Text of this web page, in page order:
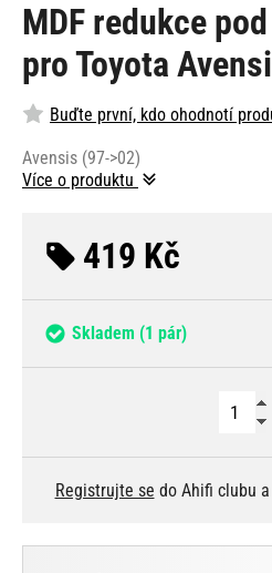
MDF redukce
pro Toyota
Buďte první, kdo ohodnotí
Avensis (97->02)
Více o produktu
419 Kč
Skladem (1 pár)
Registrujte se do Ahifi clubu